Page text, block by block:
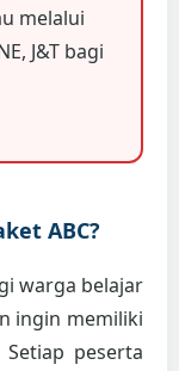
melalui
J&T bagi
ABC?
warga belajar
ingin memiliki
peserta